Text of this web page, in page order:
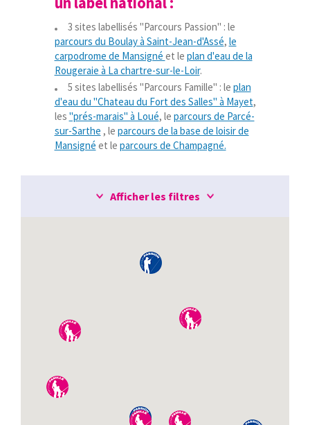
3 sites labellisés "Parcours Passion" : le
parcours du Boulay à Saint-Jean-d'Assé, le
carpodrome de Mansigné et le plan d'eau de la
Rougeraie à La chartre-sur-le-Loir.
5 sites labellisés "Parcours Famille" : le plan
d'eau du "Chateau du Fort des Salles" à Mayet,
les "prés-marais" à Loué, le parcours de Parcé-
sur-Sarthe , le parcours de la base de loisir de
Mansigné et le parcours de Champagné.
Afficher les filtres